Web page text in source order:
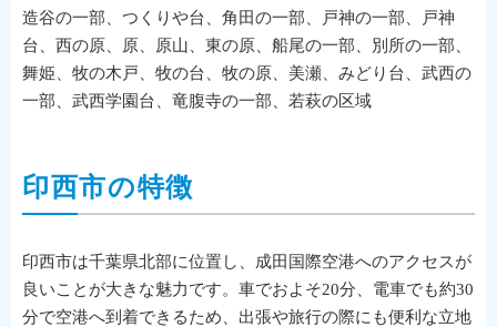
造谷の一部、つくりや台、角田の一部、戸神の一部、戸神
台、西の原、原、原山、東の原、船尾の一部、別所の一部、
舞姫、牧の木戸、牧の台、牧の原、美瀬、みどり台、武西の
一部、武西学園台、竜腹寺の一部、若萩の区域
印西市の特徴
印西市は千葉県北部に位置し、成田国際空港へのアクセスが
良いことが大きな魅力です。車でおよそ20分、電車でも約30
分で空港へ到着できるため、出張や旅行の際にも便利な立地